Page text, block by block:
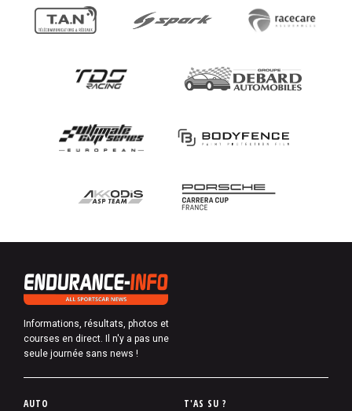
Informations, résultats, photos et
courses en direct. Il n'y a pas une
seule journée sans news !
P
AUTO T'AS SU ?